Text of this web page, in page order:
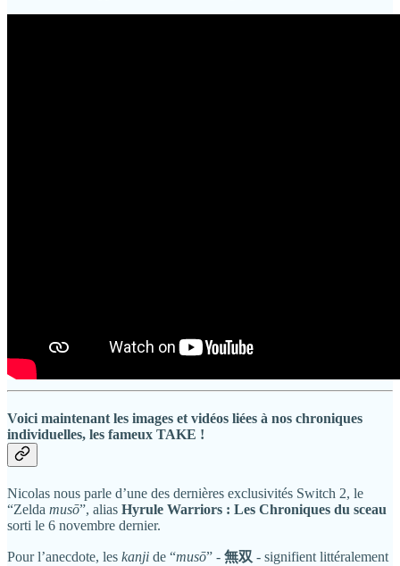
Voici maintenant les images et vidéos liées à nos chroniques
individuelles, les fameux TAKE !
Nicolas nous parle d’une des dernières exclusivités Switch 2, le
“Zelda musō”, alias Hyrule Warriors : Les Chroniques du sceau
sorti le 6 novembre dernier.
Pour l’anecdote, les kanji de “musō” - 無双 - signifient littéralement